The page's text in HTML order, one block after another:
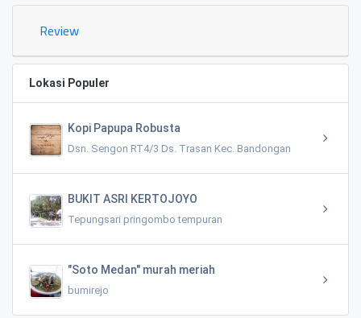
Review
Lokasi Populer
Kopi Papupa Robusta
Dsn. Sengon RT4/3 Ds. Trasan Kec. Bandongan
BUKIT ASRI KERTOJOYO
Tepungsari pringombo tempuran
"Soto Medan" murah meriah
bumirejo